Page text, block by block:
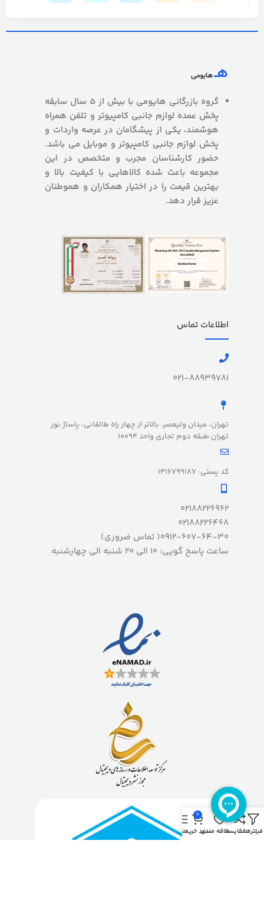
گروه بازرگانی هایومی با بیش از 5 سال سابقه
پخش عمده لوازم جانبی کامپیوتر و تلفن همراه
هوشمند، یکی از پیشگامان در عرصه واردات و
پخش لوازم جانبی کامپیوتر و موبایل می باشد.
حضور کارشناسان مجرب و متخصص در این
مجموعه باعث شده کالاهایی با کیفیت بالا و
بهترین قیمت را در اختیار همکاران و هموطنان
عزیز قرار دهد.
اطلاعات تماس
021-88939781
تهران، میدان ولیعصر، بالاتر از چهار راه طالقانی، پاساژ نور
تهران طبقه دوم تجاری واحد 10094
کد پستی: 1416799187
02188226962
02188226468
0912-607-64-30( تماس ضروری)
ساعت پاسخ گویی: 10 الی 20 شنبه الی چهارشنبه
فیلترهامقایسهعلاقه مندی
0
سبد خریدمنو